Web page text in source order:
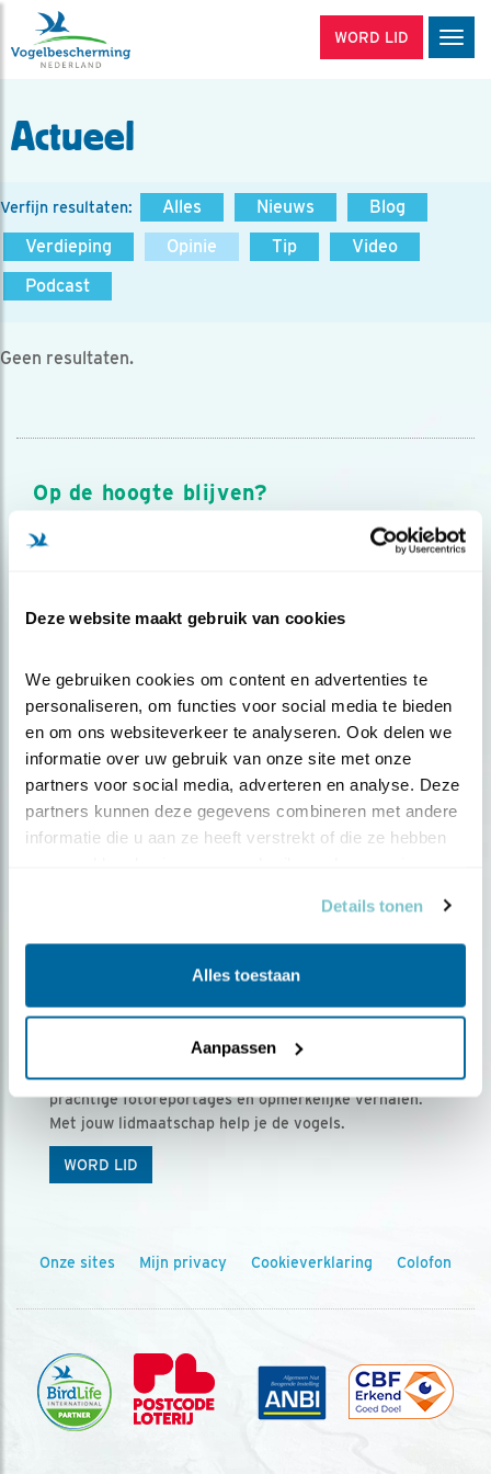
Deze website maakt gebruik van cookies
We gebruiken cookies om content en advertenties te
personaliseren, om functies voor social media te bieden
en om ons websiteverkeer te analyseren. Ook delen we
informatie over uw gebruik van onze site met onze
partners voor social media, adverteren en analyse. Deze
partners kunnen deze gegevens combineren met andere
informatie die u aan ze heeft verstrekt of die ze hebben
Details tonen
Alles toestaan
Aanpassen
WORD LID
Actueel
Verfijn resultaten: Alles Nieuws
Blog
Verdieping
Opinie Tip
Video
Podcast
Geen resultaten.
Op de hoogte blijven?
Meld je aan en ontvang nieuws, inspiratie, acties en tips
over vogels en activiteiten van Vogelbescherming.
Ontvang 5 x Vogels voor € 36,00 per jaar
Vogels is het tijdschrift voor onze leden, met
prachtige fotoreportages en opmerkelijke verhalen.
Met jouw lidmaatschap help je de vogels.
WORD LID
Onze sites Mijn privacy Cookieverklaring Colofon